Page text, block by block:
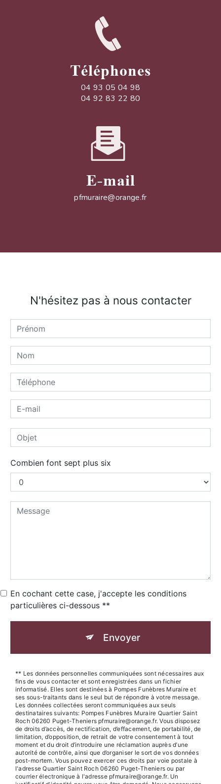
Téléphones
04 93 05 04 98
04 92 83 22 80
E-mail
pfmuraire@orange.fr
N'hésitez pas à nous contacter
Combien font sept plus six
En cochant cette case, j'accepte les conditions
particulières ci-dessous **
Envoyer
** Les données personnelles communiquées sont nécessaires aux
fins de vous contacter et sont enregistrées dans un fichier
informatisé. Elles sont destinées à Pompes Funèbres Muraire et
ses sous-traitants dans le seul but de répondre à votre message.
Les données collectées seront communiquées aux seuls
destinataires suivants: Pompes Funèbres Muraire Quartier Saint
Roch 06260 Puget-Theniers pfmuraire@orange.fr. Vous disposez
de droits d’accès, de rectification, d’effacement, de portabilité, de
limitation, d’opposition, de retrait de votre consentement à tout
moment et du droit d’introduire une réclamation auprès d’une
autorité de contrôle, ainsi que d’organiser le sort de vos données
post-mortem. Vous pouvez exercer ces droits par voie postale à
l'adresse Quartier Saint Roch 06260 Puget-Theniers ou par
courrier électronique à l'adresse pfmuraire@orange.fr. Un